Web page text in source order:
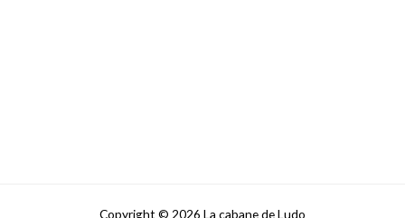
Copyright © 2026 La cabane de Ludo